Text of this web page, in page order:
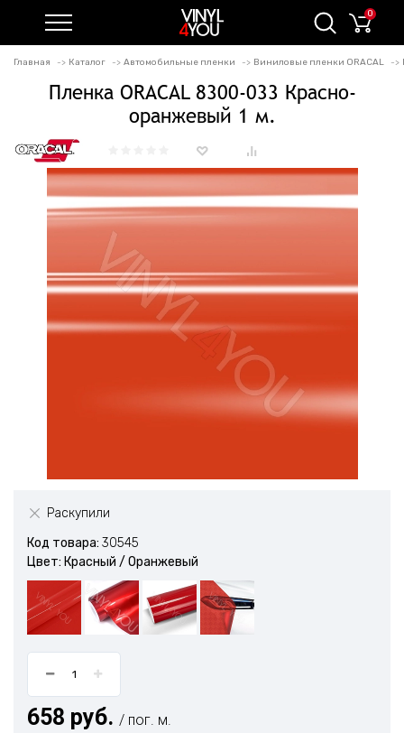
0
Главная Каталог Автомобильные пленки Виниловые пленки ORACAL
Пленка ORACAL 8300-033 Красно-
оранжевый 1 м.
Раскупили
Код товара: 30545
Цвет: Красный / Оранжевый
658 руб. / пог. м.